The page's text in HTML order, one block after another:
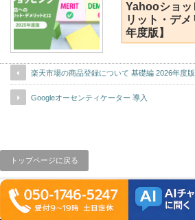
Yahooショッ
リット・デ
年度版】
楽天市場の商品登録について 基礎編 2026年度版
Googleオーセンティケーター 導入
トップページに戻る